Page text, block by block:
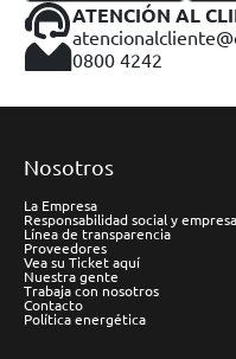
ATENCIÓN AL
0800 4242
Nosotros
La Empresa
Responsabilidad social y
Línea de transparencia
Proveedores
Vea su Ticket aquí
Nuestra gente
Trabaja con nosotros
Contacto
Política energética